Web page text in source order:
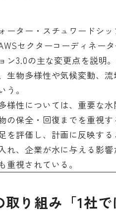
ーター・スチュワードシ
セクターコーディネー
ン3.0の主な変更点を説明
生物多様性や気候変動、
う。
様性については、重要な
の保全・回復までを重視
を評価し、計画に反映す
れ、企業が水に与える影
重視されている。
り組み「1社で